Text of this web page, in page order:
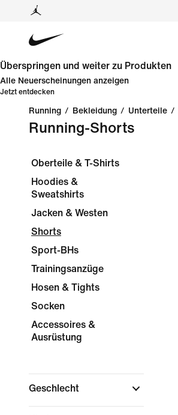
Überspringen und weiter zu Produkten
Alle Neuerscheinungen anzeigen
Jetzt entdecken
Running / Bekleidung / Unterteile /
Running-Shorts
Oberteile & T-Shirts
Hoodies &
Sweatshirts
Jacken & Westen
Shorts
Sport-BHs
Trainingsanzüge
Hosen & Tights
Socken
Accessoires &
Ausrüstung
Geschlecht